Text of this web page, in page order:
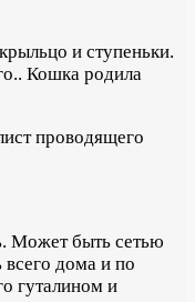
и ступеньки.
Кошка родила
проводящего
Может быть сетью
дома и по
гуталином и